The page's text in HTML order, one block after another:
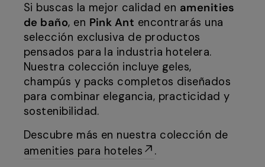
Si buscas la mejor calidad en amenities
de baño, en Pink Ant encontrarás una
selección exclusiva de productos
pensados para la industria hotelera.
Nuestra colección incluye geles,
champús y packs completos diseñados
para combinar elegancia, practicidad y
sostenibilidad.
Descubre más en nuestra colección de
amenities para hoteles
.